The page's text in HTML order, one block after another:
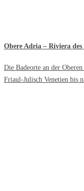
Obere Adria – Riviera des
Die Badeorte an der
Friaul-Julisch Venetien bis